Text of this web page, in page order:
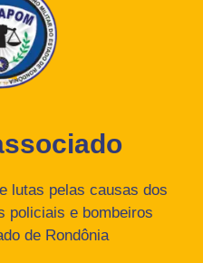
lutas pelas causas dos
policiais e bombeiros
de Rondônia